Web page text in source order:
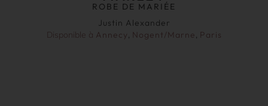
ROBE DE MARIÉE
Justin Alexander
Disponible à Annecy, Nogent/Marne, Paris